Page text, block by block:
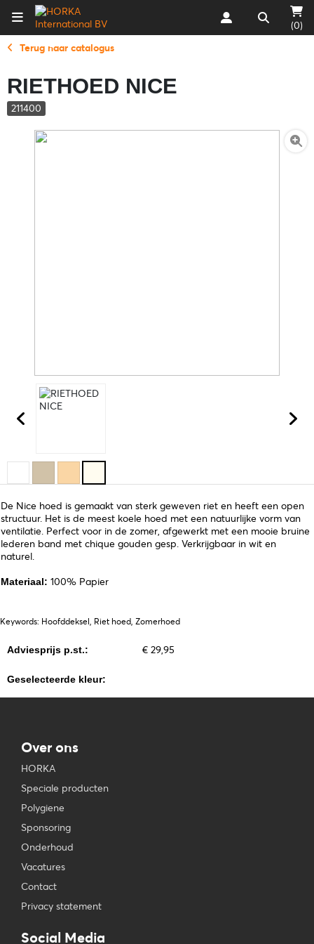
(0)
Terug naar catalogus
RIETHOED NICE
211400
De Nice hoed is gemaakt van sterk geweven riet en heeft een open
structuur. Het is de meest koele hoed met een natuurlijke vorm van
ventilatie. Perfect voor in de zomer, afgewerkt met een mooie bruine
lederen band met chique gouden gesp. Verkrijgbaar in wit en
naturel.
Materiaal: 100% Papier
Keywords: Hoofddeksel, Riet hoed, Zomerhoed
Adviesprijs p.st.: € 29,95
Geselecteerde kleur:
Over ons
HORKA
Speciale producten
Polygiene
Sponsoring
Onderhoud
Vacatures
Contact
Privacy statement
Social Media